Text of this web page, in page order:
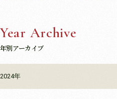
Year Archive
年別アーカイブ
2024年